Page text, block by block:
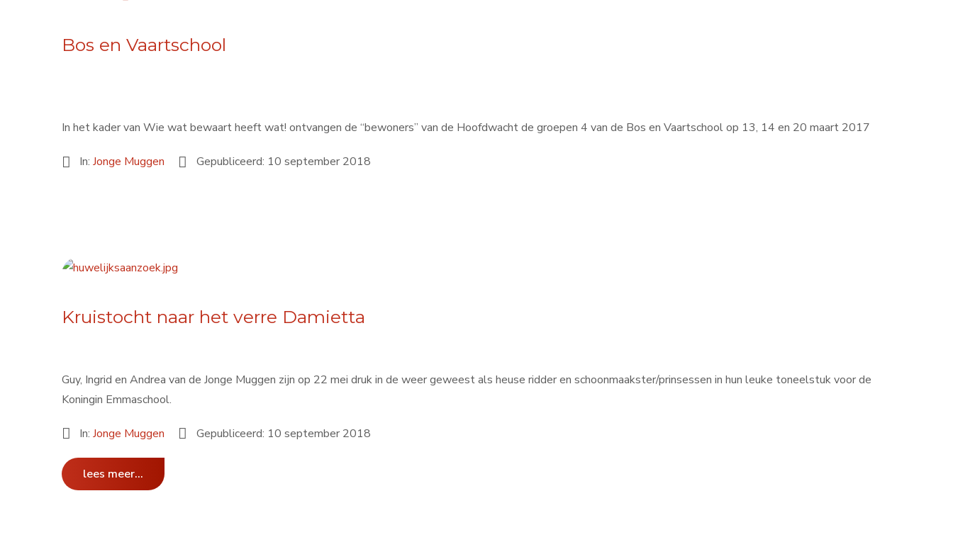
Bos en Vaartschool
In het kader van Wie wat bewaart heeft wat! ontvangen de “bewoners” van de Hoofdwacht de groepen 4 van de Bos en Vaartschool op 13, 14 en 20 maart 2017
In:Jonge Muggen Gepubliceerd: 10 september 2018
Kruistocht naar het verre Damietta
Guy, Ingrid en Andrea van de Jonge Muggen zijn op 22 mei druk in de weer geweest als heuse ridder en schoonmaakster/prinsessen in hun leuke toneelstuk voor de
Koningin Emmaschool.
In:Jonge Muggen Gepubliceerd: 10 september 2018
lees meer...